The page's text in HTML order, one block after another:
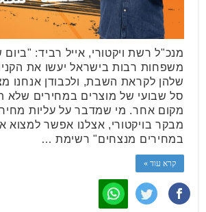
מנכ"ל רשת ויקטורי, אייל רביד:
משפחות רבות בישראל יעשו את
שלהן לקראת השבת, ולכבודן אנחנו
סל שבועי של מוצרים במחירים שלא
מקום אחר. מי שמדבר על עליות
מבקר בויקטורי, אצלנו אפשר למצוא
במחירים מנצחים" רשימת …
קרא עוד »